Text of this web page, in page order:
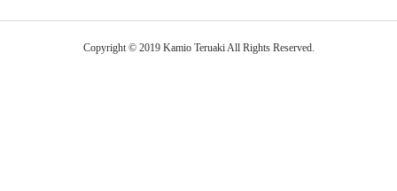
Copyright © 2019 Kamio Teruaki All Rights Reserved.